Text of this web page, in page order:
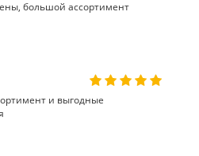
большой ассортимент
и выгодные